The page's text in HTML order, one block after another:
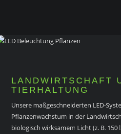
LANDWIRTSCHAFT
TIERHALTUNG
Unsere maßgeschneiderten LED-
Pflanzenwachstum in der
biologisch wirksamem Licht (z. B. 150